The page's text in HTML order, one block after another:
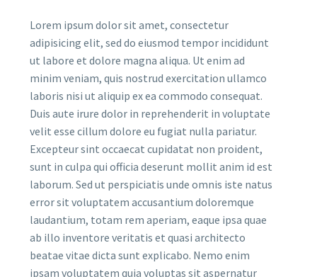
Lorem ipsum dolor sit amet, consectetur
adipisicing elit, sed do eiusmod tempor incididunt
ut labore et dolore magna aliqua. Ut enim ad
minim veniam, quis nostrud exercitation ullamco
laboris nisi ut aliquip ex ea commodo consequat.
Duis aute irure dolor in reprehenderit in voluptate
velit esse cillum dolore eu fugiat nulla pariatur.
Excepteur sint occaecat cupidatat non proident,
sunt in culpa qui officia deserunt mollit anim id est
laborum. Sed ut perspiciatis unde omnis iste natus
error sit voluptatem accusantium doloremque
laudantium, totam rem aperiam, eaque ipsa quae
ab illo inventore veritatis et quasi architecto
beatae vitae dicta sunt explicabo. Nemo enim
ipsam voluptatem quia voluptas sit aspernatur